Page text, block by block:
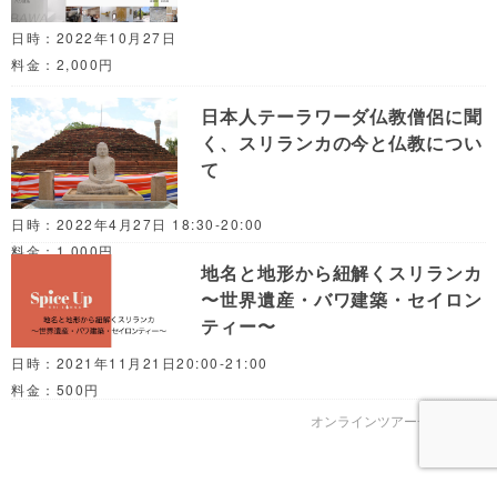
日時：2022年10月27日
料金：2,000円
日本人テーラワーダ仏教僧侶に聞
く、スリランカの今と仏教につい
て
日時：2022年4月27日 18:30-20:00
料金：1,000円
地名と地形から紐解くスリランカ
〜世界遺産・バワ建築・セイロン
ティー〜
日時：2021年11月21日20:00-21:00
料金：500円
オンラインツアー一覧